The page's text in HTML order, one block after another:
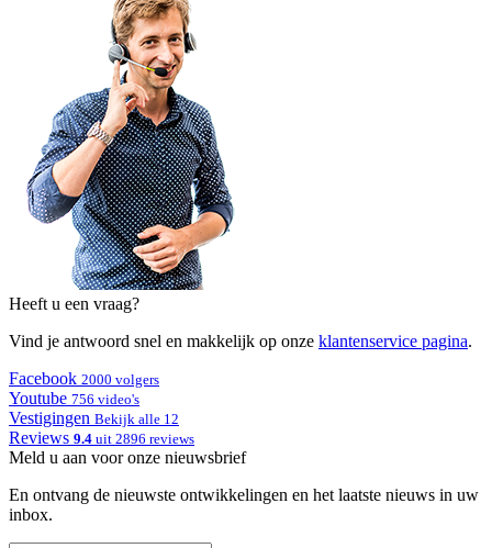
Heeft u een vraag?
Vind je antwoord snel en makkelijk op onze klantenservice pagina.
Facebook 2000 volgers
Youtube 756 video's
Vestigingen Bekijk alle 12
Reviews 9.4 uit 2896 reviews
Meld u aan voor onze nieuwsbrief
En ontvang de nieuwste ontwikkelingen en het laatste nieuws in uw
inbox.